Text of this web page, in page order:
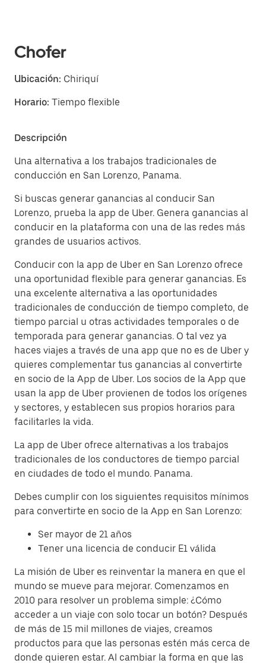
Chofer
Ubicación: Chiriquí
Horario: Tiempo flexible
Descripción
Una alternativa a los trabajos tradicionales de
conducción en San Lorenzo, Panama.
Si buscas generar ganancias al conducir San
Lorenzo, prueba la app de Uber. Genera ganancias al
conducir en la plataforma con una de las redes más
grandes de usuarios activos.
Conducir con la app de Uber en San Lorenzo ofrece
una oportunidad flexible para generar ganancias. Es
una excelente alternativa a las oportunidades
tradicionales de conducción de tiempo completo, de
tiempo parcial u otras actividades temporales o de
temporada para generar ganancias. O tal vez ya
haces viajes a través de una app que no es de Uber y
quieres complementar tus ganancias al convertirte
en socio de la App de Uber. Los socios de la App que
usan la app de Uber provienen de todos los orígenes
y sectores, y establecen sus propios horarios para
facilitarles la vida.
La app de Uber ofrece alternativas a los trabajos
tradicionales de los conductores de tiempo parcial
en ciudades de todo el mundo. Panama.
Debes cumplir con los siguientes requisitos mínimos
para convertirte en socio de la App en San Lorenzo:
Ser mayor de 21 años
Tener una licencia de conducir E1 válida
La misión de Uber es reinventar la manera en que el
mundo se mueve para mejorar. Comenzamos en
2010 para resolver un problema simple: ¿Cómo
acceder a un viaje con solo tocar un botón? Después
de más de 15 mil millones de viajes, creamos
productos para que las personas estén más cerca de
donde quieren estar. Al cambiar la forma en que las